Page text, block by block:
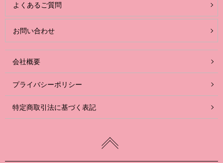
よくあるご質問
お問い合わせ
会社概要
プライバシーポリシー
特定商取引法に基づく表記